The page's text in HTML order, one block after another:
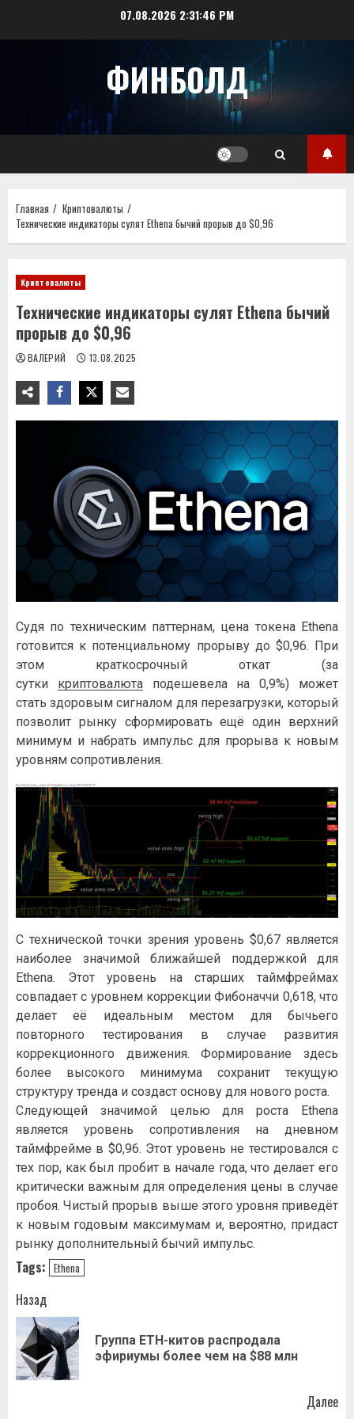
07.08.2026 2:31:47 PM
ФИНБОЛД
Главная
Криптовалюты
Технические индикаторы сулят Ethena бычий прорыв до $0,96
Криптовалюты
Технические индикаторы сулят Ethena бычий
прорыв до $0,96
ВАЛЕРИЙ 13.08.2025
Судя по техническим паттернам, цена токена Ethena
готовится к потенциальному прорыву до $0,96. При
этом краткосрочный откат (за
сутки криптовалютаподешевела на 0,9%) может
стать здоровым сигналом для перезагрузки, который
позволит рынку сформировать ещё один верхний
минимум и набрать импульс для прорыва к новым
уровням сопротивления.
С технической точки зрения уровень $0,67 является
наиболее значимой ближайшей поддержкой для
Ethena. Этот уровень на старших таймфреймах
совпадает с уровнем коррекции Фибоначчи 0,618, что
делает её идеальным местом для бычьего
повторного тестирования в случае развития
коррекционного движения. Формирование здесь
более высокого минимума сохранит текущую
структуру тренда и создаст основу для нового роста.
Следующей значимой целью для роста Ethena
является уровень сопротивления на дневном
таймфрейме в $0,96. Этот уровень не тестировался с
тех пор, как был пробит в начале года, что делает его
критически важным для определения цены в случае
пробоя. Чистый прорыв выше этого уровня приведёт
к новым годовым максимумам и, вероятно, придаст
рынку дополнительный бычий импульс.
Tags: Ethena
Навигация
записи
Назад
Группа ETH-китов распродала
эфириумы более чем на $88 млн
Далее